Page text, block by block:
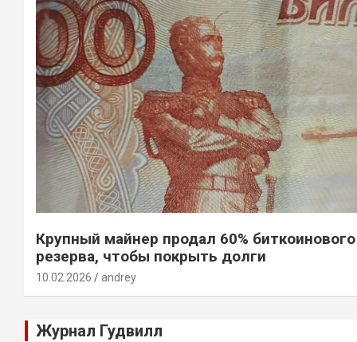
Крупный майнер продал 60% биткоинового
резерва, чтобы покрыть долги
10.02.2026 andrey
Журнал Гудвилл